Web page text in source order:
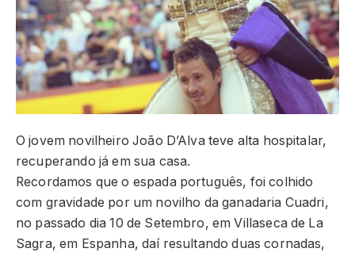
O jovem novilheiro João D’Alva teve alta hospitalar,
recuperando já em sua casa.
Recordamos que o espada português, foi colhido
com gravidade por um novilho da ganadaria Cuadri,
no passado dia 10 de Setembro, em Villaseca de La
Sagra, em Espanha, daí resultando duas cornadas,